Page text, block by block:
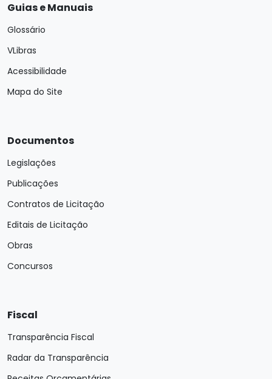
Guias e Manuais
Glossário
VLibras
Acessibilidade
Mapa do Site
Documentos
Legislações
Publicações
Contratos de Licitação
Editais de Licitação
Obras
Concursos
Fiscal
Transparência Fiscal
Radar da Transparência